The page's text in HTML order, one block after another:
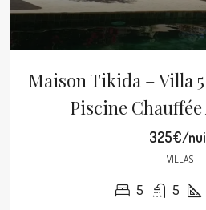
Maison Tikida – Villa
Piscine Chauffée
325€/
VILLAS
5 5